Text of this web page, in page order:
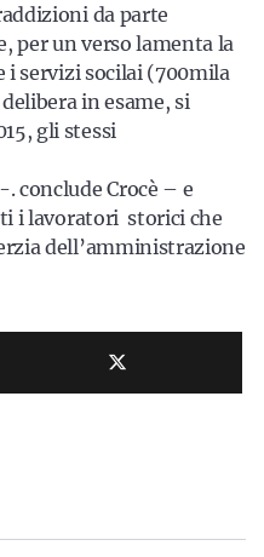
da parte
per un verso lamenta la
i servizi socilai (700mila
in esame, si
gli stessi
conclude Crocè – e
i lavoratori storici che
dell’amministrazione